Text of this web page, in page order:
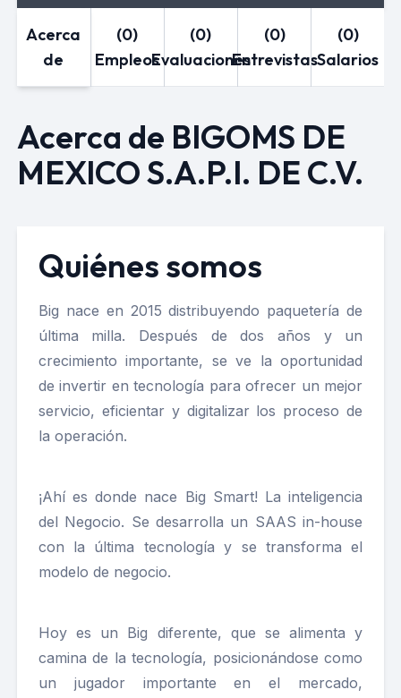
Acerca
de
(0)
Empleos
(0)
Evaluaciones
(0)
Entrevistas
(0)
Salarios
Acerca de BIGOMS DE
MEXICO S.A.P.I. DE C.V.
Quiénes somos
Big nace en 2015 distribuyendo paquetería de
última milla. Después de dos años y un
crecimiento importante, se ve la oportunidad
de invertir en tecnología para ofrecer un mejor
servicio, eficientar y digitalizar los proceso de
la operación.
¡Ahí es donde nace Big Smart! La inteligencia
del Negocio. Se desarrolla un SAAS in-house
con la última tecnología y se transforma el
modelo de negocio.
Hoy es un Big diferente, que se alimenta y
camina de la tecnología, posicionándose como
un jugador importante en el mercado,